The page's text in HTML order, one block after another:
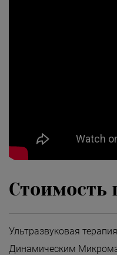
Стоимость
Ультразвуковая
Динамическим